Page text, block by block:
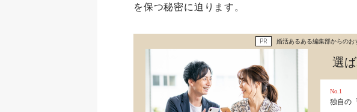
を保つ秘密に迫ります。
PR 婚活あるある編集部からのお
選
No.1
独自の